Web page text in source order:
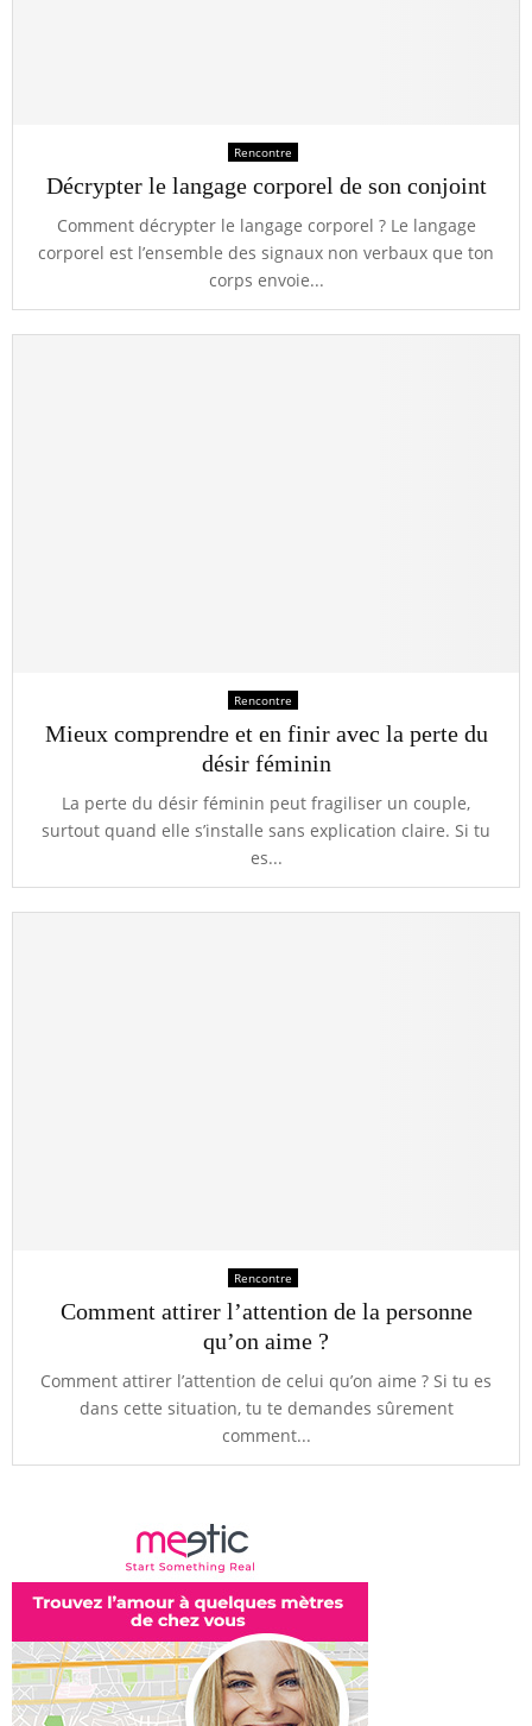
Rencontre
Décrypter le langage corporel de son conjoint
Comment décrypter le langage corporel ? Le langage
corporel est l’ensemble des signaux non verbaux que ton
corps envoie...
Rencontre
Mieux comprendre et en finir avec la perte du
désir féminin
La perte du désir féminin peut fragiliser un couple,
surtout quand elle s’installe sans explication claire. Si tu
es...
Rencontre
Comment attirer l’attention de la personne
qu’on aime ?
Comment attirer l’attention de celui qu’on aime ? Si tu es
dans cette situation, tu te demandes sûrement
comment...